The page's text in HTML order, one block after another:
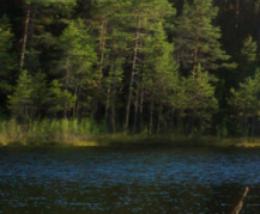
Siirry
sisältöön